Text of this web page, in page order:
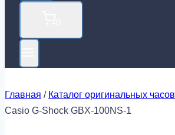
Главная / Каталог оригинальных часов
Casio G-Shock GBX-100NS-1